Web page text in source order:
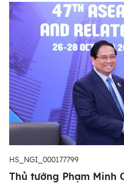
HS_NGI_000177799
Thủ tướng Phạm Minh